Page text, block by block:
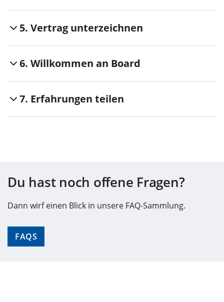
5. Vertrag unterzeichnen
6. Willkommen an Board
7. Erfahrungen teilen
Du hast noch offene Fragen?
Dann wirf einen Blick in unsere FAQ-Sammlung.
FAQS